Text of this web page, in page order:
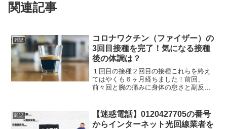
関連記事
雑記
コロナワクチン（ファイザー）の
3回目接種を完了！気になる接種
後の体調は？
１回目の接種２回目の接種これらを終え
てはやくも６ヶ月経ちました！前回、
前々回と腕の痛みに身体の怠さと副反応
一覧会場から接種を受けるまで今回は前
２回とは別に大規模接種会場...
雑記
【迷惑電話】0120427705の番号
からインターネット光回線業者を